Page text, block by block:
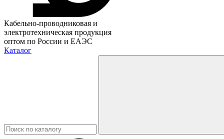
Кабельно-проводниковая и
электротехническая продукция
оптом по России и ЕАЭС
Каталог